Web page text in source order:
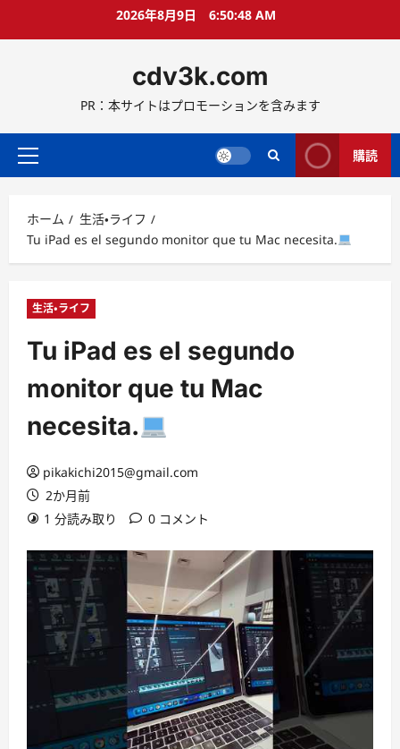
ス
ッ
2026年8月9日 6:50:49 AM
cdv3k.com
PR：本サイトはプロモーションを含みます
メ
メ
ニ
ュ
購読
ホーム
生活・ライフ
Tu iPad es el segundo monitor que tu Mac necesita.
生活・ライフ
Tu iPad es el segundo
monitor que tu Mac
necesita.
pikakichi2015@gmail.com
2か月前
1 分読み取り
0 コメント